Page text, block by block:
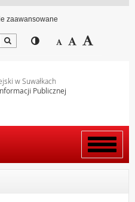
zaawansowane
Szukaj Przełącz pomiędzy
Zmniejsz
Domyślny
w Suwałkach
Publicznej
Włącz
menu